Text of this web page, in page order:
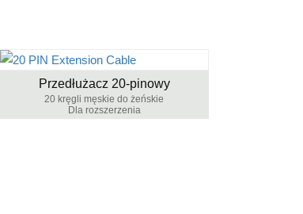
Przedłużacz 20-pinowy
20 kręgli męskie do żeńskie
Dla rozszerzenia